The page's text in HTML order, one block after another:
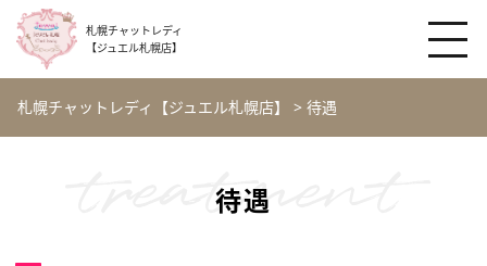
札幌チャットレディ
【ジュエル札幌店】
札幌チャットレディ【ジュエル札幌店】 > 待遇
待遇